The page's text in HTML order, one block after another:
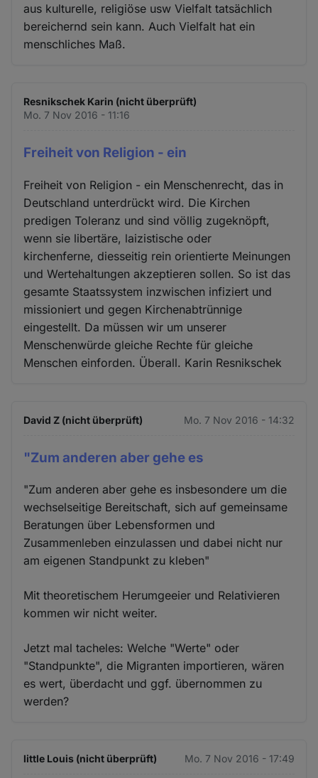
aus kulturelle, religiöse usw Vielfalt tatsächlich
bereichernd sein kann. Auch Vielfalt hat ein
menschliches Maß.
Resnikschek Karin (nicht überprüft)
Mo. 7 Nov 2016 - 11:16
Freiheit von Religion - ein
Freiheit von Religion - ein Menschenrecht, das in
Deutschland unterdrückt wird. Die Kirchen
predigen Toleranz und sind völlig zugeknöpft,
wenn sie libertäre, laizistische oder
kirchenferne, diesseitig rein orientierte Meinungen
und Wertehaltungen akzeptieren sollen. So ist das
gesamte Staatssystem inzwischen infiziert und
missioniert und gegen Kirchenabtrünnige
eingestellt. Da müssen wir um unserer
Menschenwürde gleiche Rechte für gleiche
Menschen einforden. Überall. Karin Resnikschek
David Z (nicht überprüft) Mo. 7 Nov 2016 - 14:32
"Zum anderen aber gehe es
"Zum anderen aber gehe es insbesondere um die
wechselseitige Bereitschaft, sich auf gemeinsame
Beratungen über Lebensformen und
Zusammenleben einzulassen und dabei nicht nur
am eigenen Standpunkt zu kleben"
Mit theoretischem Herumgeeier und Relativieren
kommen wir nicht weiter.
Jetzt mal tacheles: Welche "Werte" oder
"Standpunkte", die Migranten importieren, wären
es wert, überdacht und ggf. übernommen zu
werden?
little Louis (nicht überprüft) Mo. 7 Nov 2016 - 17:49